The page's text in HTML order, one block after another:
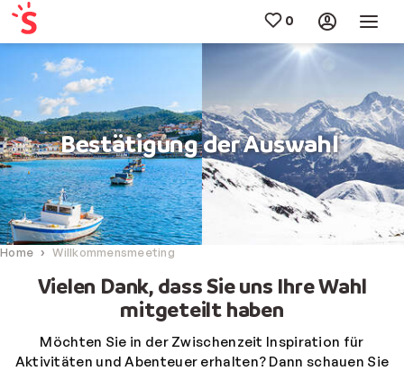
Bestätigung der Auswahl
Home Willkommensmeeting
Vielen Dank, dass Sie uns Ihre Wahl
mitgeteilt haben
Möchten Sie in der Zwischenzeit Inspiration für
Aktivitäten und Abenteuer erhalten? Dann schauen Sie